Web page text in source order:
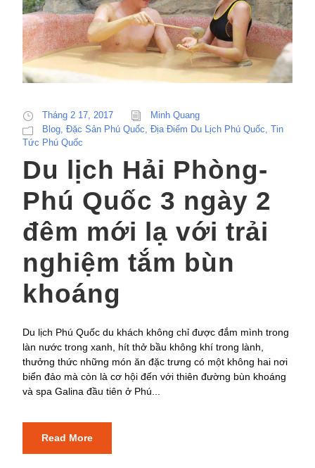
Tháng 2 17, 2017
Minh Quang
Blog, Đặc Sản Phú Quốc, Địa Điểm Du Lịch Phú Quốc, Tin
Tức Phú Quốc
Du lịch Hải Phòng-
Phú Quốc 3 ngày 2
đêm mới lạ với trải
nghiệm tắm bùn
khoáng
Du lịch Phú Quốc du khách không chỉ được đắm mình trong
làn nước trong xanh, hít thở bầu không khí trong lành,
thưởng thức những món ăn đặc trưng có một không hai nơi
biển đảo mà còn là cơ hội đến với thiên đường bùn khoáng
và spa Galina đầu tiên ở Phú...
Read More